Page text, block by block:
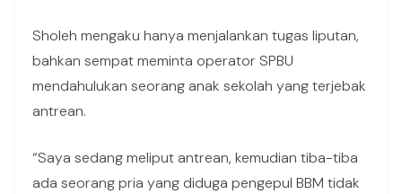
Sholeh mengaku hanya menjalankan tugas liputan,
bahkan sempat meminta operator SPBU
mendahulukan seorang anak sekolah yang terjebak
antrean.
“Saya sedang meliput antrean, kemudian tiba-tiba
ada seorang pria yang diduga pengepul BBM tidak